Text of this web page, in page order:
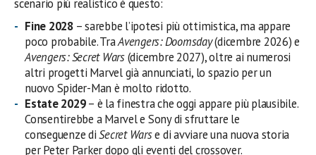
scenario più realistico è questo:
Fine 2028– sarebbe l’ipotesi più ottimistica, ma appare
poco probabile. TraAvengers: Doomsday(dicembre 2026) e
Avengers: Secret Wars(dicembre 2027), oltre ai numerosi
altri progetti Marvel già annunciati, lo spazio per un
nuovo Spider-Man è molto ridotto.
Estate 2029– è la finestra che oggi appare più plausibile.
Consentirebbe a Marvel e Sony di sfruttare le
conseguenze diSecret Warse di avviare una nuova storia
per Peter Parker dopo gli eventi del crossover.